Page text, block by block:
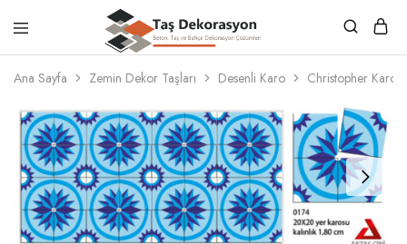
Taş
Dekorasyon
Beton,
Taş
Bahçe
Dekorasyon
Çözümleri
Ana Sayfa Zemin Dekor Taşları Desenli Karo Christopher